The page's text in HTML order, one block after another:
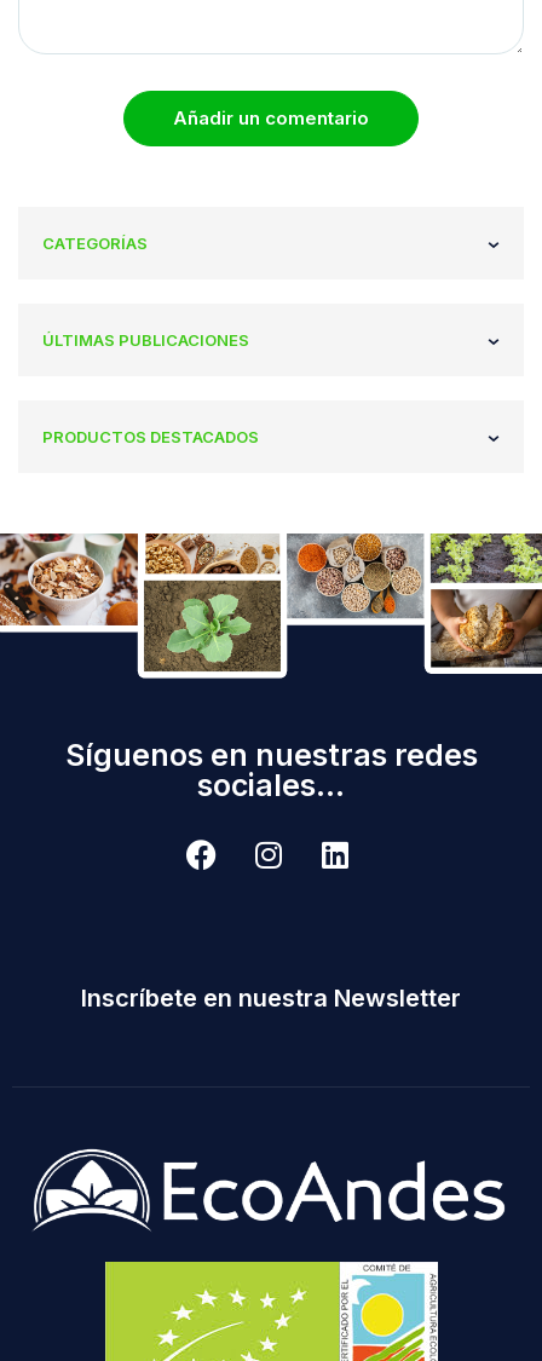
Añadir un comentario
CATEGORÍAS
ÚLTIMAS PUBLICACIONES
PRODUCTOS DESTACADOS
Síguenos en nuestras redes
sociales...
Inscríbete en nuestra Newsletter